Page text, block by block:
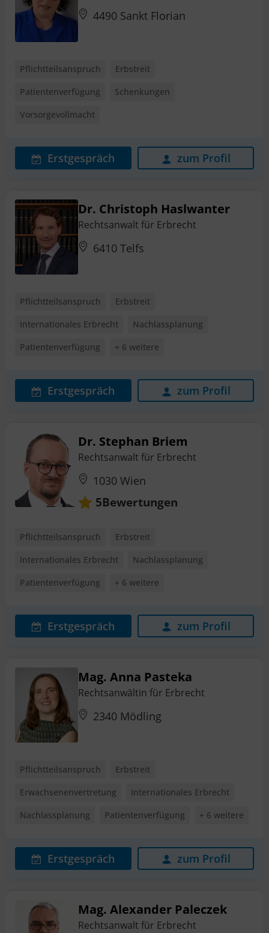
4490 Sankt Florian
Pflichtteilsanspruch
Erbstreit
Patientenverfügung
Schenkungen
Vorsorgevollmacht
Erstgespräch zum Profil
Dr. Christoph Haslwanter
Rechtsanwalt für Erbrecht
6410 Telfs
Pflichtteilsanspruch
Erbstreit
Internationales Erbrecht
Nachlassplanung
Patientenverfügung
+ 6 weitere
Erstgespräch zum Profil
Dr. Stephan Briem
Rechtsanwalt für Erbrecht
1030 Wien
5Bewertungen
Pflichtteilsanspruch
Erbstreit
Internationales Erbrecht
Nachlassplanung
Patientenverfügung
+ 6 weitere
Erstgespräch zum Profil
Mag. Anna Pasteka
Rechtsanwältin für Erbrecht
2340 Mödling
Pflichtteilsanspruch
Erbstreit
Erwachsenenvertretung
Internationales Erbrecht
Nachlassplanung
Patientenverfügung + 6 weitere
Erstgespräch zum Profil
Mag. Alexander Paleczek
Rechtsanwalt für Erbrecht